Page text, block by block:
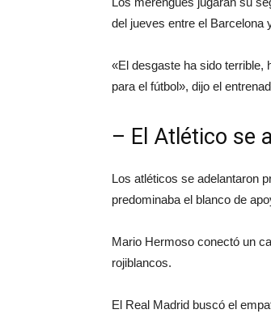
del jueves entre el Barcelona
«El desgaste ha sido terrible,
para el fútbol», dijo el
– El Atlético se
Los atléticos se adelantaron
predominaba el blanco de
Mario Hermoso conectó un
rojiblancos.
El Real Madrid buscó el